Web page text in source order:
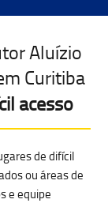
Aluízio
Curitiba
acesso
de difícil
ou áreas de
e equipe